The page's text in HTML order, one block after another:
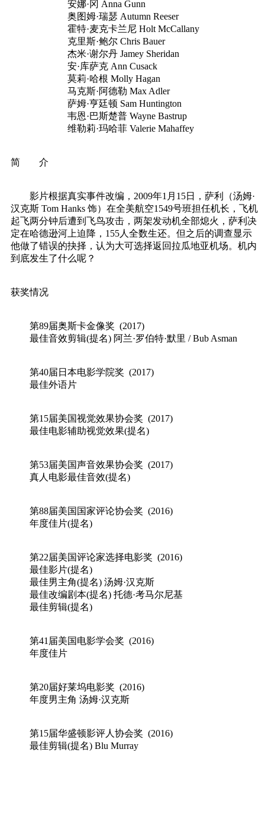
安娜·冈 Anna Gunn
奥图姆·瑞瑟 Autumn Reeser
霍特·麦克卡兰尼 Holt McCallany
克里斯·鲍尔 Chris Bauer
杰米·谢尔丹 Jamey Sheridan
安·库萨克 Ann Cusack
莫莉·哈根 Molly Hagan
马克斯·阿德勒 Max Adler
萨姆·亨廷顿 Sam Huntington
韦恩·巴斯楚普 Wayne Bastrup
维勒莉·玛哈菲 Valerie Mahaffey
简 介
影片根据真实事件改编，2009年1月15日，萨利（汤姆·
汉克斯 Tom Hanks 饰）在全美航空1549号班担任机长，飞机
起飞两分钟后遭到飞鸟攻击，两架发动机全部熄火，萨利决
定在哈德逊河上迫降，155人全数生还。但之后的调查显示
他做了错误的抉择，认为大可选择返回拉瓜地亚机场。机内
到底发生了什么呢？
获奖情况
第89届奥斯卡金像奖 (2017)
最佳音效剪辑(提名) 阿兰·罗伯特·默里 / Bub Asman
第40届日本电影学院奖 (2017)
最佳外语片
第15届美国视觉效果协会奖 (2017)
最佳电影辅助视觉效果(提名)
第53届美国声音效果协会奖 (2017)
真人电影最佳音效(提名)
第88届美国国家评论协会奖 (2016)
年度佳片(提名)
第22届美国评论家选择电影奖 (2016)
最佳影片(提名)
最佳男主角(提名) 汤姆·汉克斯
最佳改编剧本(提名) 托德·考马尔尼基
最佳剪辑(提名)
第41届美国电影学会奖 (2016)
年度佳片
第20届好莱坞电影奖 (2016)
年度男主角 汤姆·汉克斯
第15届华盛顿影评人协会奖 (2016)
最佳剪辑(提名) Blu Murray